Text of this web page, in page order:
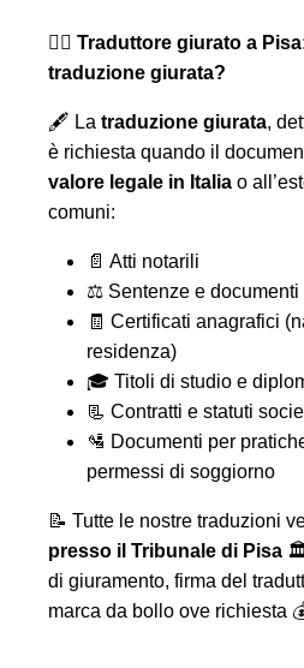
🧑‍⚖️ Traduttore giurato a
traduzione giurata?
🖋️ La traduzione giurata,
è richiesta quando il
valore legale in Italia o
comuni:
📄 Atti notarili
⚖️ Sentenze e documenti
🧾 Certificati anagrafici
residenza)
🎓 Titoli di studio e
📃 Contratti e statuti
🛂 Documenti per
permessi di soggiorno
📝 Tutte le nostre traduzioni
presso il Tribunale di Pisa
di giuramento, firma del
marca da bollo ove richiesta